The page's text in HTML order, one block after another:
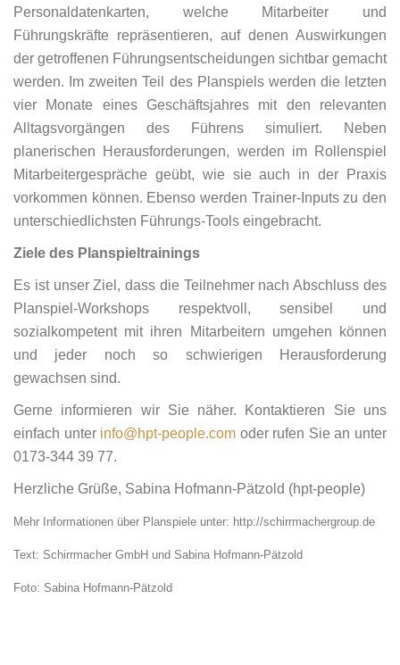
Personaldatenkarten, welche Mitarbeiter und
Führungskräfte repräsentieren, auf denen Auswirkungen
der getroffenen Führungsentscheidungen sichtbar gemacht
werden. Im zweiten Teil des Planspiels werden die letzten
vier Monate eines Geschäftsjahres mit den relevanten
Alltagsvorgängen des Führens simuliert. Neben
planerischen Herausforderungen, werden im Rollenspiel
Mitarbeitergespräche geübt, wie sie auch in der Praxis
vorkommen können. Ebenso werden Trainer-Inputs zu den
unterschiedlichsten Führungs-Tools eingebracht.
Ziele des Planspieltrainings
Es ist unser Ziel, dass die Teilnehmer nach Abschluss des
Planspiel-Workshops respektvoll, sensibel und
sozialkompetent mit ihren Mitarbeitern umgehen können
und jeder noch so schwierigen Herausforderung
gewachsen sind.
Gerne informieren wir Sie näher. Kontaktieren Sie uns
einfach unter info@hpt-people.com oder rufen Sie an unter
0173-344 39 77.
Herzliche Grüße, Sabina Hofmann-Pätzold (hpt-people)
Mehr Informationen über Planspiele unter: http://schirrmachergroup.de
Text: Schirrmacher GmbH und Sabina Hofmann-Pätzold
Foto: Sabina Hofmann-Pätzold